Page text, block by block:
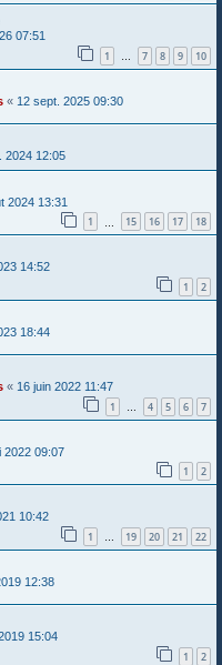
07:51
1 … 7 8 9 10
« 12 sept. 2025 09:30
2024 12:05
2024 13:31
1 15 16 17 18
14:52
1 2
18:44
« 16 juin 2022 11:47
1 … 4 5 6 7
2022 09:07
1 2
10:42
1 … 19 20 21 22
12:38
15:04
1 2